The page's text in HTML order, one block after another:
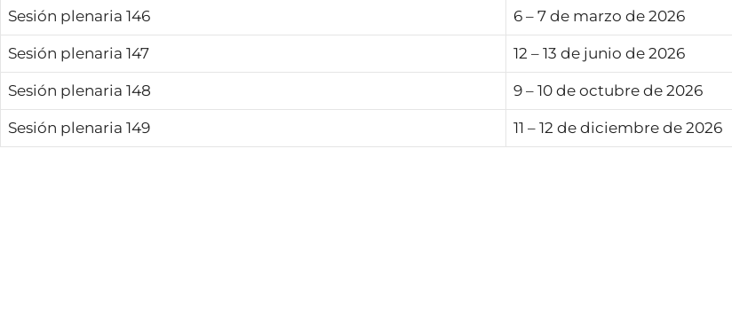
Sesión plenaria 146 6 – 7 de marzo de 2026
Sesión plenaria 147 12 – 13 de junio de 2026
Sesión plenaria 148 9 – 10 de octubre de 2026
Sesión plenaria 149 11 – 12 de diciembre de 2026